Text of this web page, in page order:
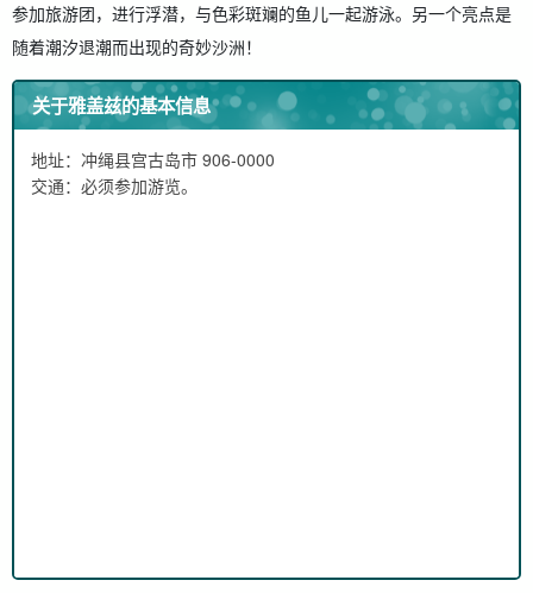
参加旅游团，进行浮潜，与色彩斑斓的鱼儿一起游泳。另一个亮点是
随着潮汐退潮而出现的奇妙沙洲！
关于雅盖兹的基本信息
地址：冲绳县宫古岛市 906-0000
交通：必须参加游览。